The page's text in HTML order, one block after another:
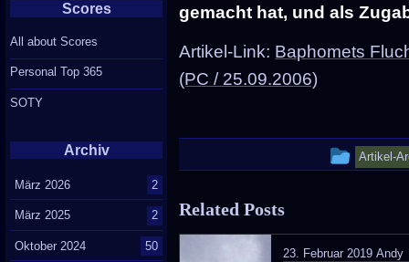
gemacht hat, und als
Artikel-Link: Baphomets
(PC / 25.09.2006)
This
posted
Artikel-
Related Posts
23. Februar 2019 Andy
Scores
All about Scores
Personal Top 365
SOTY
Archiv
März 2026 2
März 2025 2
Oktober 2024 50